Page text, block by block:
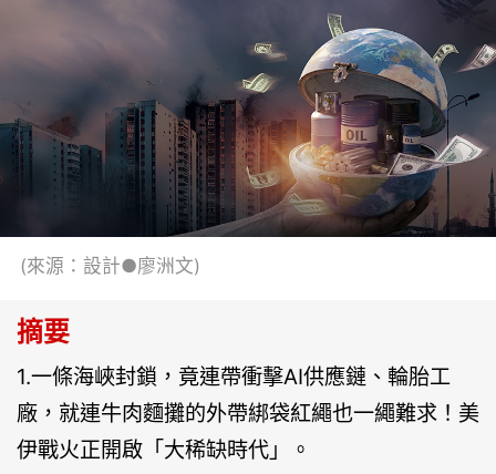
(來源：設計●廖洲文)
摘要
1.一條海峽封鎖，竟連帶衝擊AI供應鏈、輪胎工
廠，就連牛肉麵攤的外帶綁袋紅繩也一繩難求！美
伊戰火正開啟「大稀缺時代」。